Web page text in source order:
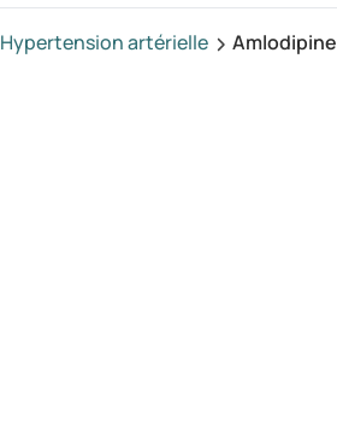
Hypertension artérielle Amlodipine